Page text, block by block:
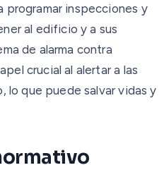
programar inspecciones y
al edificio y a sus
de alarma contra
crucial al alertar a las
lo que puede salvar vidas y